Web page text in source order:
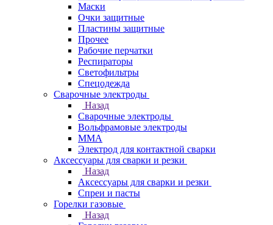
Маски
Очки защитные
Пластины защитные
Прочее
Рабочие перчатки
Респираторы
Светофильтры
Спецодежда
Сварочные электроды
Назад
Сварочные электроды
Вольфрамовые электроды
ММА
Электрод для контактной сварки
Аксессуары для сварки и резки
Назад
Аксессуары для сварки и резки
Спреи и пасты
Горелки газовые
Назад